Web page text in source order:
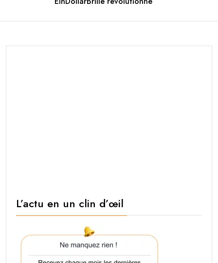
L’actu en un clin d’œil